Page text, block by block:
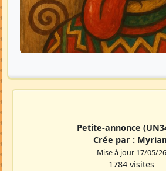
Petite-annonce
Crée par :
Mise à jour 17/05/26
1784 visites